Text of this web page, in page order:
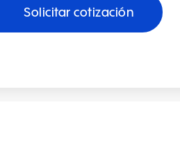
Solicitar cotización